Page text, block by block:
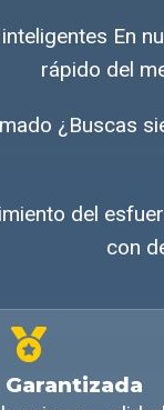
En
rápido del
¿Buscas
del
con